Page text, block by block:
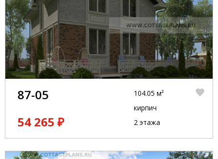
87-05
54 265 ₽
104.05 м²
кирпич
2 этажа